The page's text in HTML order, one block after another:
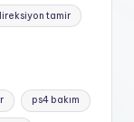
tamir
ps4 bakım